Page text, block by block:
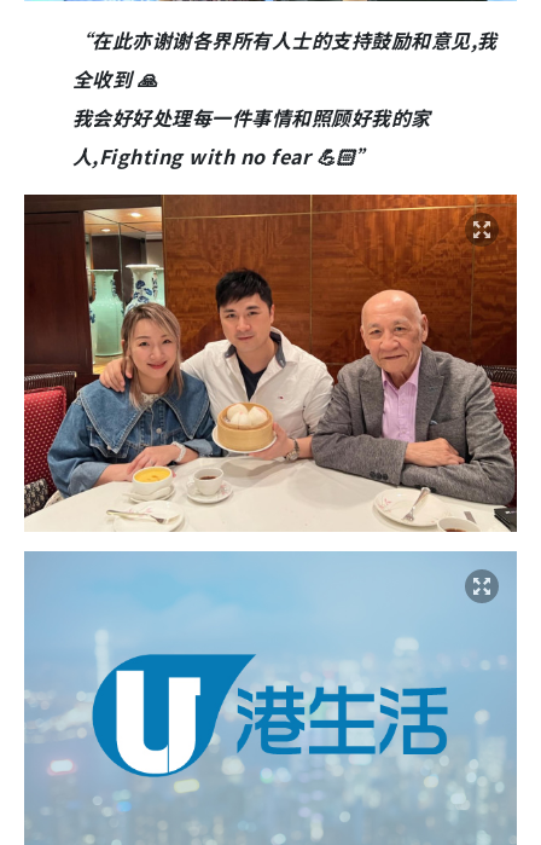
“在此亦谢谢各界所有人士的支持鼓励和意见,我
全收到 🙏
我会好好处理每一件事情和照顾好我的家
人,Fighting with no fear 💪🏻”